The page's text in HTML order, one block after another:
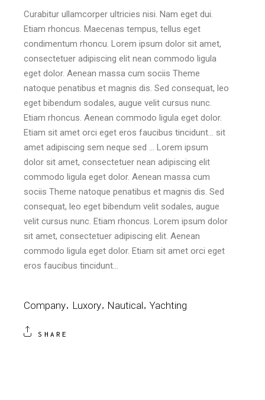
Curabitur ullamcorper ultricies nisi. Nam eget dui.
Etiam rhoncus. Maecenas tempus, tellus eget
condimentum rhoncu. Lorem ipsum dolor sit amet,
consectetuer adipiscing elit nean commodo ligula
eget dolor. Aenean massa cum sociis Theme
natoque penatibus et magnis dis. Sed consequat, leo
eget bibendum sodales, augue velit cursus nunc.
Etiam rhoncus. Aenean commodo ligula eget dolor.
Etiam sit amet orci eget eros faucibus tincidunt… sit
amet adipiscing sem neque sed … Lorem ipsum
dolor sit amet, consectetuer nean adipiscing elit
commodo ligula eget dolor. Aenean massa cum
sociis Theme natoque penatibus et magnis dis. Sed
consequat, leo eget bibendum velit sodales, augue
velit cursus nunc. Etiam rhoncus. Lorem ipsum dolor
sit amet, consectetuer adipiscing elit. Aenean
commodo ligula eget dolor. Etiam sit amet orci eget
eros faucibus tincidunt…
Company Luxory Nautical Yachting
SHARE